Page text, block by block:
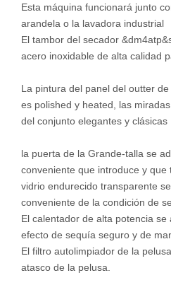
Esta máquina funcionará junto
arandela o la lavadora industrial
El tambor del secador
acero inoxidable de alta calidad
La pintura del panel del outter
es polished y heated, las
del conjunto elegantes y clásicas
la puerta de la Grande-talla se
conveniente que introduce y que
vidrio endurecido transparente
conveniente de la condición de
El calentador de alta potencia
efecto de sequía seguro y de
El filtro autolimpiador de la
atasco de la pelusa.